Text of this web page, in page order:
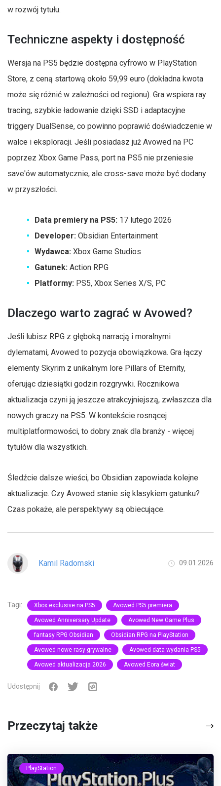
w rozwój tytułu.
Techniczne aspekty i dostępność
Wersja na PS5 będzie dostępna cyfrowo w PlayStation
Store, z ceną startową około 59,99 euro (dokładna kwota
może się różnić w zależności od regionu). Gra wspiera ray
tracing, szybkie ładowanie dzięki SSD i adaptacyjne
triggery DualSense, co powinno poprawić doświadczenie w
walce i eksploracji. Jeśli posiadasz już Avowed na PC
poprzez Xbox Game Pass, port na PS5 nie przeniesie
save'ów automatycznie, ale cross-save może być dodany
w przyszłości.
Data premiery na PS5: 17 lutego 2026
Developer: Obsidian Entertainment
Wydawca: Xbox Game Studios
Gatunek: Action RPG
Platformy: PS5, Xbox Series X/S, PC
Dlaczego warto zagrać w Avowed?
Jeśli lubisz RPG z głęboką narracją i moralnymi
dylematami, Avowed to pozycja obowiązkowa. Gra łączy
elementy Skyrim z unikalnym lore Pillars of Eternity,
oferując dziesiątki godzin rozgrywki. Rocznikowa
aktualizacja czyni ją jeszcze atrakcyjniejszą, zwłaszcza dla
nowych graczy na PS5. W kontekście rosnącej
multiplatformowości, to dobry znak dla branży - więcej
tytułów dla wszystkich.
Śledźcie dalsze wieści, bo Obsidian zapowiada kolejne
aktualizacje. Czy Avowed stanie się klasykiem gatunku?
Czas pokaże, ale perspektywy są obiecujące.
Kamil Radomski 09.01.2026
Tagi: Xbox exclusive na PS5 Avowed PS5 premiera
Avowed Anniversary Update Avowed New Game Plus
fantasy RPG Obsidian Obsidian RPG na PlayStation
Avowed nowe rasy grywalne Avowed data wydania PS5
Avowed aktualizacja 2026 Avowed Eora świat
Udostępnij
Przeczytaj także
PlayStation